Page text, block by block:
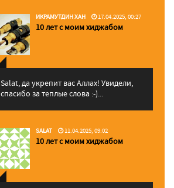
ИКРАМУТДИН ХАН 17.04.2025, 00:27
10 лет с моим хиджабом
Salat, да укрепит вас Аллаx! Увидели,
спасибо за теплые слова :-)...
SALAT 11.04.2025, 09:02
10 лет с моим хиджабом